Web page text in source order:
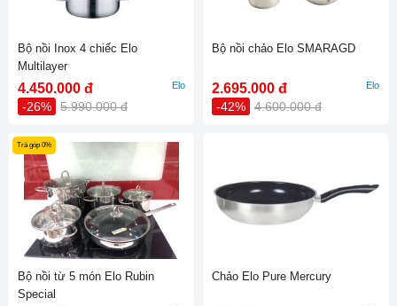
Bộ nồi Inox 4 chiếc Elo
Multilayer
4.450.000 đ
-26% 5.990.000 đ
Elo
Bộ nồi chảo Elo SMARAGD
2.695.000 đ
-42% 4.600.000 đ
Elo
Trả góp 0%
Bộ nồi từ 5 món Elo Rubin
Special
Chảo Elo Pure Mercury